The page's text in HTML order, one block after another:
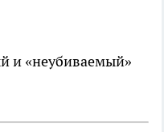
и «неубиваемый»